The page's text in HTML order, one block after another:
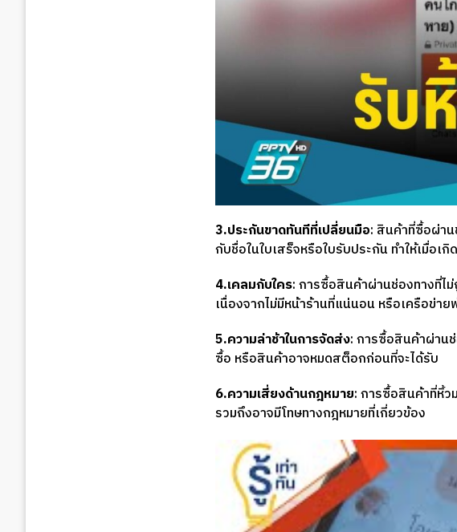
3.ประกันขาดทันทีที่เปลี่ยนมือ: สินค้าที่ซื้อผ่าน
กับชื่อในใบเสร็จหรือใบรับประกัน ทำให้เมื่อเ
4.เคลมกับใคร: การซื้อสินค้าผ่านช่องทางที่ไ
เนื่องจากไม่มีหน้าร้านที่แน่นอน หรือเครือข่า
5.ความล่าช้าในการจัดส่ง: การซื้อสินค้าผ่าน
ซื้อ หรือสินค้าอาจหมดสต็อกก่อนที่จะได้รับ
6.ความเสี่ยงด้านกฎหมาย: การซื้อสินค้าที่หิ้
รวมถึงอาจมีโทษทางกฎหมายที่เกี่ยวข้อง